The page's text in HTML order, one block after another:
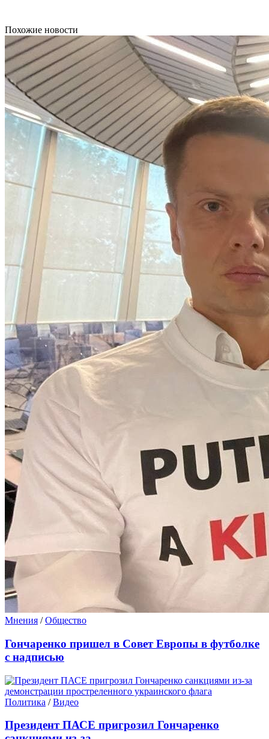
Похожие новости
Мнения /Общество
Гончаренко пришел в Совет Европы в футболке
с надписью
Политика /Видео
Президент ПАСЕ пригрозил Гончаренко